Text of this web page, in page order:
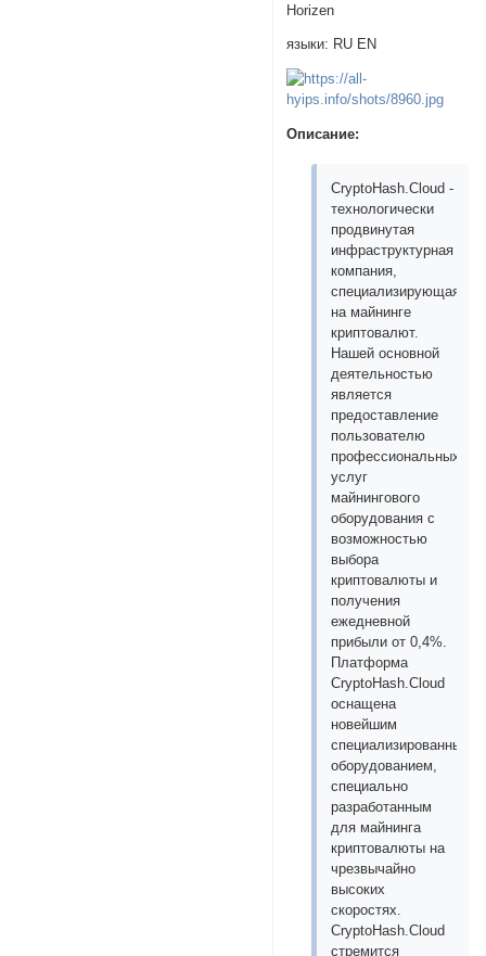
Horizen
языки: RU EN
Описание:
CryptoHash.Cloud -
технологически
продвинутая
инфраструктурная
компания,
специализирующаяся
на майнинге
криптовалют.
Нашей основной
деятельностью
является
предоставление
пользователю
профессиональных
услуг
майнингового
оборудования с
возможностью
выбора
криптовалюты и
получения
ежедневной
прибыли от 0,4%.
Платформа
CryptoHash.Cloud
оснащена
новейшим
специализированным
оборудованием,
специально
разработанным
для майнинга
криптовалюты на
чрезвычайно
высоких
скоростях.
CryptoHash.Cloud
стремится